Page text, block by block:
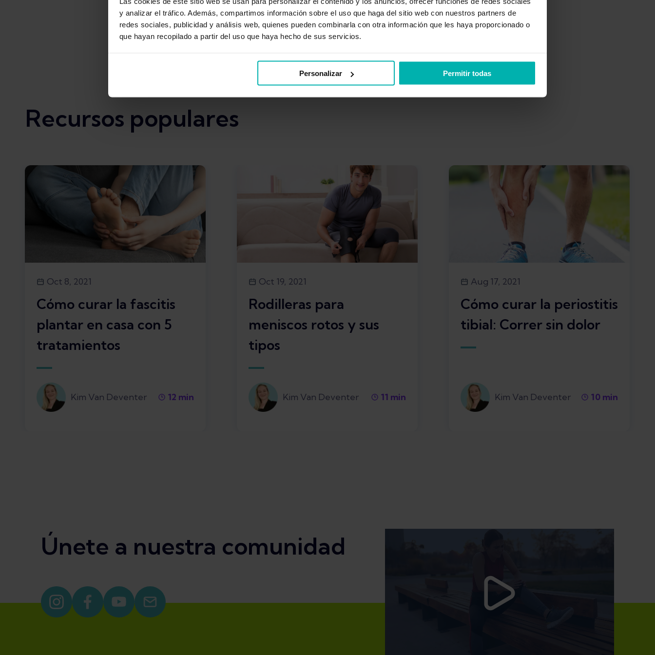
y analizar el tráfico. Además, compartimos información sobre el uso que haga del sitio web con nuestros partners de
redes sociales, publicidad y análisis web, quienes pueden combinarla con otra información que les haya proporcionado o
que hayan recopilado a partir del uso que haya hecho de sus servicios.
Personalizar Permitir todas
Recursos populares
Oct 8, 2021
Cómo curar la fascitis
plantar en casa con 5
tratamientos
Kim Van Deventer 12 min
Oct 19, 2021
Rodilleras para
meniscos rotos y sus
tipos
Kim Van Deventer 11 min
Aug 17, 2021
Cómo curar la periostitis
tibial: Correr sin dolor
Kim Van Deventer 10 min
Únete a nuestra comunidad